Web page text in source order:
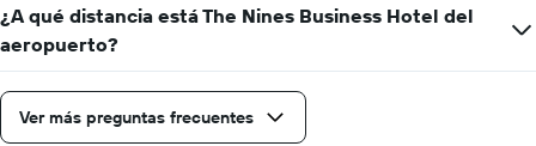
¿A qué distancia está The Nines Business Hotel del
aeropuerto?
Ver más preguntas frecuentes